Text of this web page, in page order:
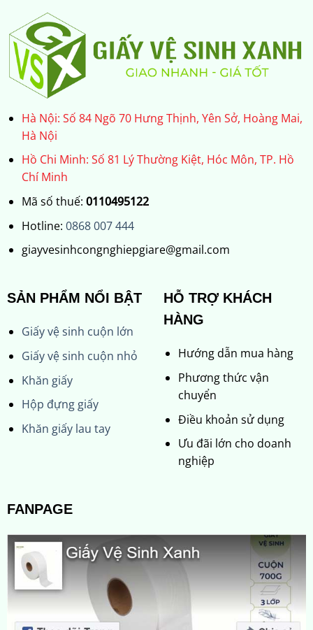
Hà Nội: Số 84 Ngõ 70 Hưng Thịnh, Yên Sở, Hoàng Mai,
Hà Nội
Hồ Chi Minh: Số 81 Lý Thường Kiệt, Hóc Môn, TP. Hồ
Chí Minh
Mã số thuế: 0110495122
Hotline: 0868 007 444
giayvesinhcongnghiepgiare@gmail.com
SẢN PHẨM NỔI BẬT
Giấy vệ sinh cuộn lớn
Giấy vệ sinh cuộn nhỏ
Khăn giấy
Hộp đựng giấy
Khăn giấy lau tay
HỖ TRỢ KHÁCH
HÀNG
Hướng dẫn mua hàng
Phương thức vận
chuyển
Điều khoản sử dụng
Ưu đãi lớn cho doanh
nghiệp
FANPAGE